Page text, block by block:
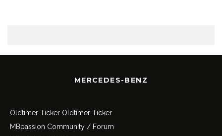
MERCEDES-BENZ
Oldtimer Ticker Oldtimer Ticker
MBpassion Community / Forum